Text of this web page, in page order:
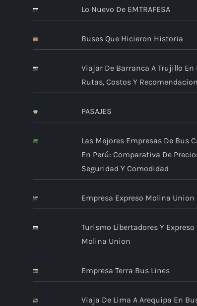
Lo Nuevo De EMTRAFESA
Buses Que Hicieron Historia
Viajar De Barranca A Trujillo En
Rutas, Costos Y
PASAJES
Las Mejores Empresas De Bus
En Perú: Comparativa De
Seguridad Y Comodidad
Empresa Expreso Molina Union
Turismo Libertadores Y Expreso
Molina Union
Empresa Terra Bus Lines
Viaja De Lima A Arequipa En